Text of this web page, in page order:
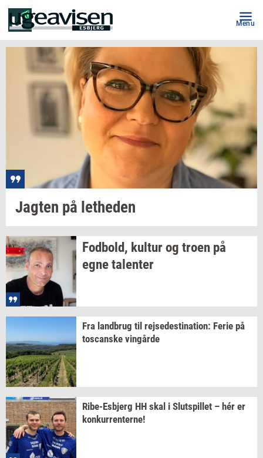
Menu
Jag­ten på let­he­den
Fod­bold, kul­turog troen på
egneta­len­ter
Fra land­brug til rej­se­desti­na­tion: Ferie på
toscan­ske vin­går­de
Ribe-​Esbjerg HH skal i Slut­spil­let – hér er
kon­kur­ren­ter­ne!